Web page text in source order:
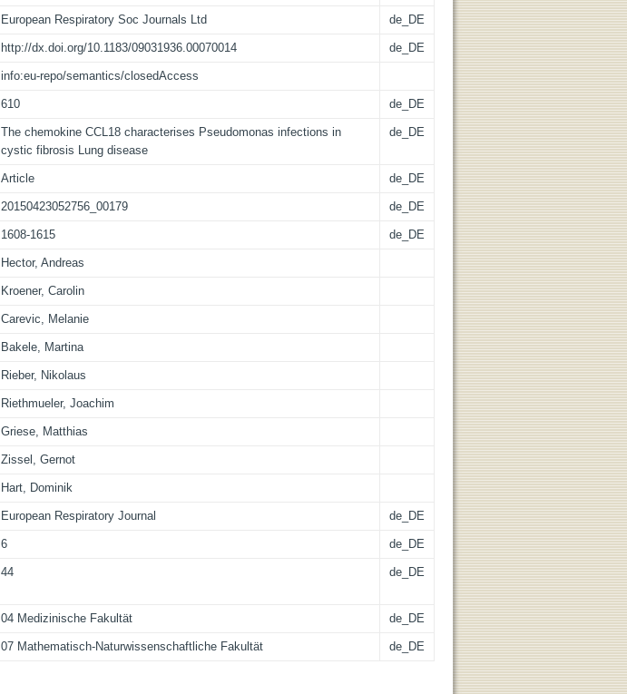
European Respiratory Soc Journals Ltd de_DE
http://dx.doi.org/10.1183/09031936.00070014 de_DE
info:eu-repo/semantics/closedAccess
610 de_DE
The chemokine CCL18 characterises Pseudomonas infections in
cystic fibrosis Lung disease
de_DE
Article de_DE
20150423052756_00179 de_DE
1608-1615 de_DE
Hector, Andreas
Kroener, Carolin
Carevic, Melanie
Bakele, Martina
Rieber, Nikolaus
Riethmueler, Joachim
Griese, Matthias
Zissel, Gernot
Hart, Dominik
European Respiratory Journal de_DE
6 de_DE
44 de_DE
04 Medizinische Fakultät de_DE
07 Mathematisch-Naturwissenschaftliche Fakultät de_DE